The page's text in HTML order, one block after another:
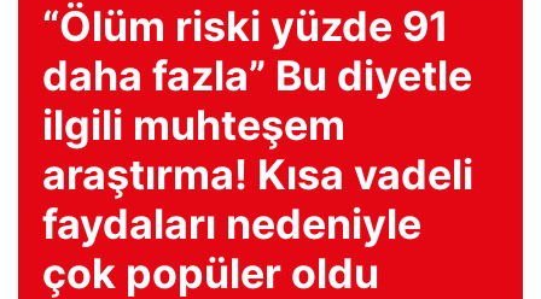
“Ölüm riski yüzde 91
daha fazla” Bu diyetle
ilgili muhteşem
araştırma! Kısa vadeli
faydaları nedeniyle
çok popüler oldu